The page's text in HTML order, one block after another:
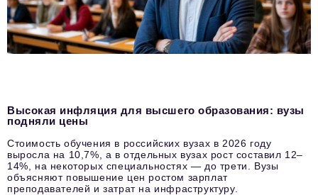
Высокая инфляция для высшего образования: вузы
подняли цены
Стоимость обучения в российских вузах в 2026 году
выросла на 10,7%, а в отдельных вузах рост составил 12–
14%, на некоторых специальностях — до трети. Вузы
объясняют повышение цен ростом зарплат
преподавателей и затрат на инфраструктуру.